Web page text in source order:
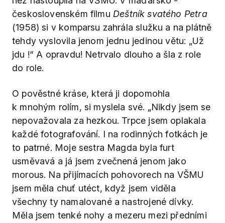
československém filmu Deštník svatého Petra
(1958) si v komparsu zahrála služku a na plátně
tehdy vyslovila jenom jednu jedinou větu: „Už
jdu !“ A opravdu! Netrvalo dlouho a šla z role
do role.
O pověstné kráse, která ji dopomohla
k mnohým rolím, si myslela své. „Nikdy jsem se
nepovažovala za hezkou. Trpce jsem oplakala
každé fotografování. I na rodinných fotkách je
to patrné. Moje sestra Magda byla furt
usměvavá a já jsem zvečnená jenom jako
morous. Na přijímacích pohovorech na VŠMU
jsem měla chuť utéct, když jsem viděla
všechny ty namalované a nastrojené dívky.
Měla jsem tenké nohy a mezeru mezi předními